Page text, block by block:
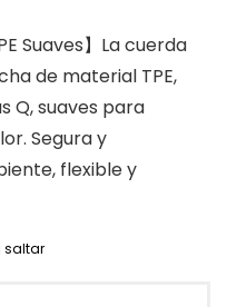
Suaves】La cuerda
de material TPE,
Q, suaves para
Segura y
flexible y
saltar